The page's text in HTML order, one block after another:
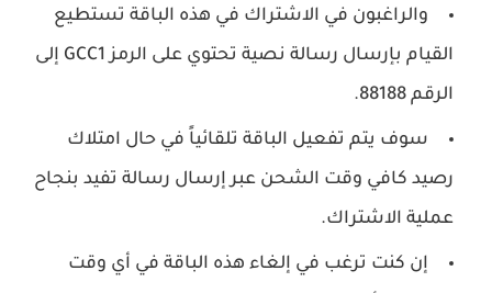
والراغبون في الاشتراك في هذه الباقة تستطيع
القيام بإرسال رسالة نصية تحتوي على الرمز GCC1 إلى
الرقم 88188.
سوف يتم تفعيل الباقة تلقائياً في حال امتلاك
رصيد كافي وقت الشحن عبر إرسال رسالة تفيد بنجاح
عملية الاشتراك.
إن كنت ترغب في إلغاء هذه الباقة في أي وقت